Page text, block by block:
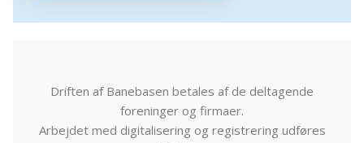
Driften af Banebasen betales af de deltagende
foreninger og firmaer.
Arbejdet med digitalisering og registrering udføres